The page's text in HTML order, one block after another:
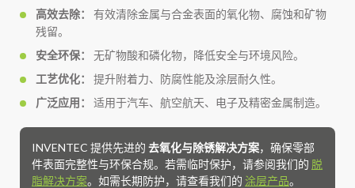
高效去除：
有效清除金属与合金表面的氧化物、腐蚀和矿物
残留。
安全环保：
无矿物酸和磷化物，降低安全与环境风险。
工艺优化：
提升附着力、防腐性能及涂层耐久性。
广泛应用：
适用于汽车、航空航天、电子及精密金属制造。
INVENTEC 提供先进的 去氧化与除锈解决方案，确保零部
件表面完整性与环保合规。若需临时保护，请参阅我们的 脱
脂解决方案。如需长期防护，请查看我们的 涂层产品。